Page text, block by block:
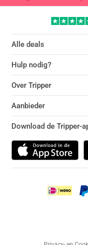
Alle deals
Hulp nodig?
Over Tripper
Aanbieder
Download de Tripper-